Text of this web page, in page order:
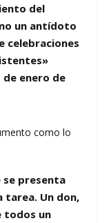
del
un antídoto
celebraciones
de enero de
como lo
se presenta
tarea. Un don,
todos un